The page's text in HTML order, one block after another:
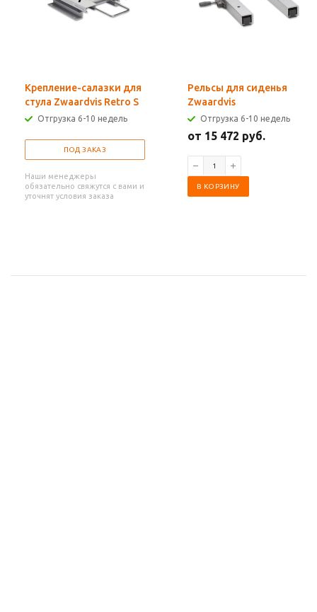
Крепление-салазки для
стула Zwaardvis Retro S
Отгрузка 6-10 недель
ПОД ЗАКАЗ
Наши менеджеры
обязательно свяжутся с вами и
уточнят условия заказа
Рельсы для сиденья
Zwaardvis
Отгрузка 6-10 недель
от 15 472 руб.
В КОРЗИНУ